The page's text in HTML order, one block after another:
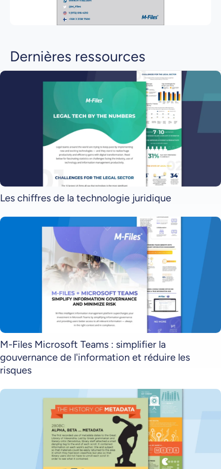
Dernières ressources
Les chiffres de la technologie juridique
M-Files Microsoft Teams : simplifier la
gouvernance de l'information et réduire les
risques